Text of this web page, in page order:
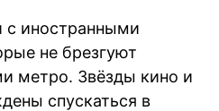
с иностранными
не брезгуют
метро. Звёзды кино и
спускаться в